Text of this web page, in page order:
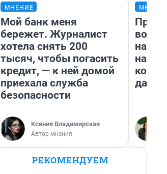
МНЕНИЕ
Мой банк меня
бережет. Журналист
хотела снять 200
тысяч, чтобы погасить
кредит, — к ней домой
приехала служба
безопасности
Ксения Владимирская
Автор мнения
нам
даже
РЕКОМЕНДУЕМ